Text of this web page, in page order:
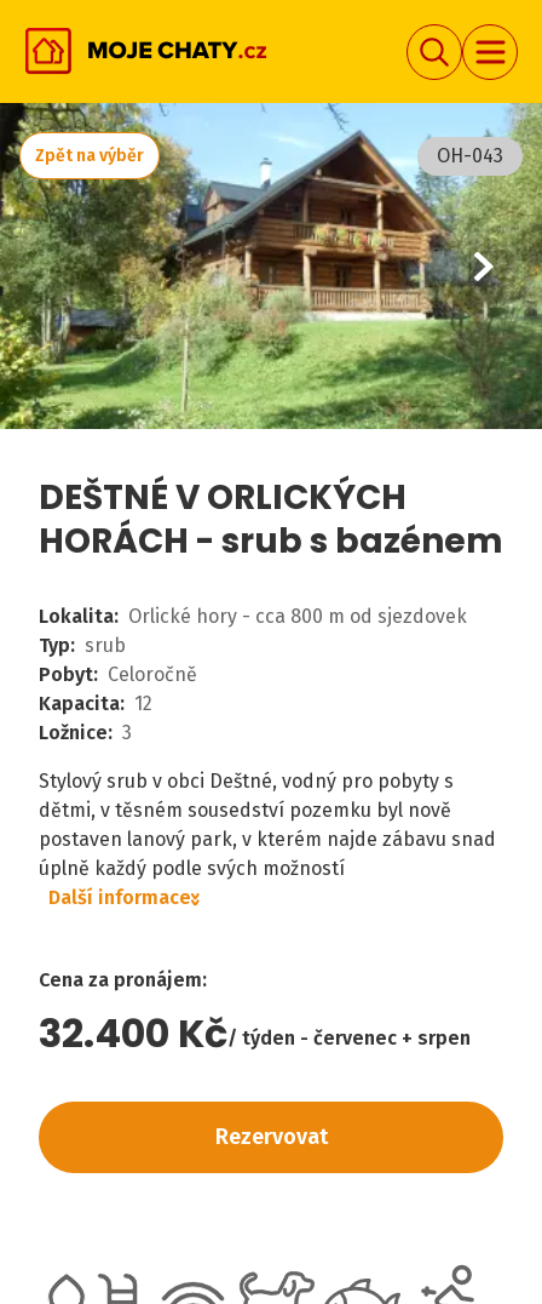
DEŠTNÉ V ORLICKÝCH
HORÁCH - srub s bazénem
Lokalita: Orlické hory - cca 800 m od sjezdovek
Typ: srub
Pobyt: Celoročně
Kapacita: 12
Ložnice: 3
Stylový srub v obci Deštné, vodný pro pobyty s
dětmi, v těsném sousedství pozemku byl nově
postaven lanový park, v kterém najde zábavu snad
úplně každý podle svých možností
Další informace
Cena za pronájem:
32.400 Kč týden - červenec + srpen
Zpět na výběr OH-043
Rezervovat